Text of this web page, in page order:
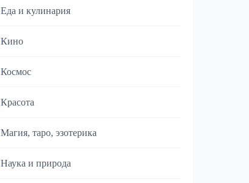
Еда и кулинария
Кино
Космос
Красота
Магия, таро, эзотерика
Наука и природа